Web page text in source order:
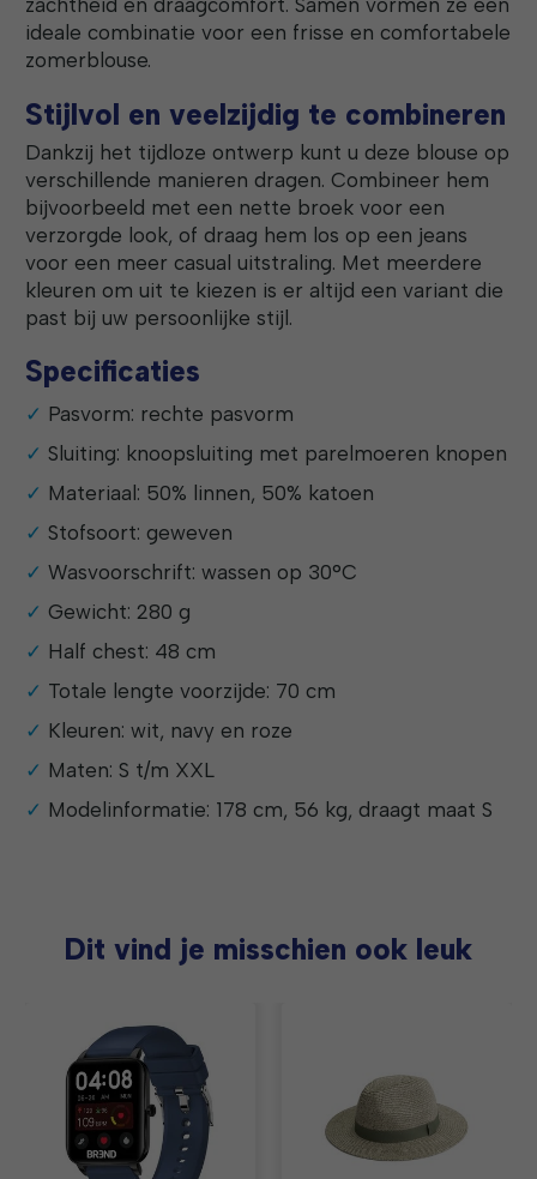
zachtheid en draagcomfort. Samen vormen ze een
ideale combinatie voor een frisse en comfortabele
zomerblouse.
Stijlvol en veelzijdig te combineren
Dankzij het tijdloze ontwerp kunt u deze blouse op
verschillende manieren dragen. Combineer hem
bijvoorbeeld met een nette broek voor een
verzorgde look, of draag hem los op een jeans
voor een meer casual uitstraling. Met meerdere
kleuren om uit te kiezen is er altijd een variant die
past bij uw persoonlijke stijl.
Specificaties
Pasvorm: rechte pasvorm
Sluiting: knoopsluiting met parelmoeren knopen
Materiaal: 50% linnen, 50% katoen
Stofsoort: geweven
Wasvoorschrift: wassen op 30°C
Gewicht: 280 g
Half chest: 48 cm
Totale lengte voorzijde: 70 cm
Kleuren: wit, navy en roze
Maten: S t/m XXL
Modelinformatie: 178 cm, 56 kg, draagt maat S
Dit vind je misschien ook leuk